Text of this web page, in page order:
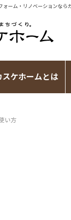
ォーム・リノベーションなら
スケホームとは
い方